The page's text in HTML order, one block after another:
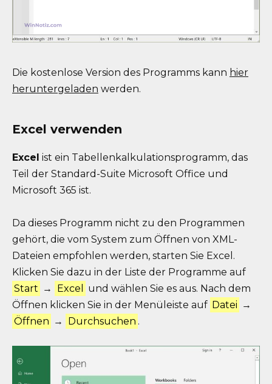
Die kostenlose Version des Programms kann hier
heruntergeladen werden.
Excel verwenden
Excel ist ein Tabellenkalkulationsprogramm, das
Teil der Standard-Suite Microsoft Office und
Microsoft 365 ist.
Da dieses Programm nicht zu den Programmen
gehört, die vom System zum Öffnen von XML-
Dateien empfohlen werden, starten Sie Excel.
Klicken Sie dazu in der Liste der Programme auf
Start → Excel
und wählen Sie es aus. Nach dem
Öffnen klicken Sie in der Menüleiste auf Datei →
Öffnen → Durchsuchen .